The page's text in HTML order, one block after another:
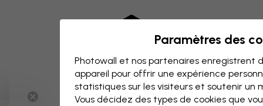
Paramètres des
Photowall et nos partenaires enregistrent
appareil pour offrir une expérience
statistiques sur les visiteurs et soutenir un
Vous décidez des types de cookies que